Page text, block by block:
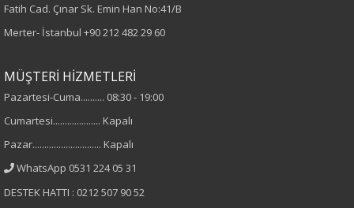
Ekoseli
Kumaş
%50 Viskon
Yaka Tipi
Gömlek Yaka
Fatih Cad. Çınar Sk. Emin Han No:41/B
Merter- İstanbul +90 212 482 29 60
MÜŞTERİ HİZMETLERİ
Pazartesi-Cuma.......... 08:30 - 19:00
Cumartesi.................... Kapalı
Pazar............................. Kapalı
WhatsApp 0531 224 05 31
DESTEK HATTI : 0212 507 90 52